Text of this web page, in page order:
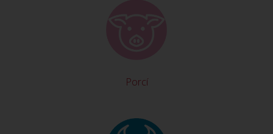
Porcí